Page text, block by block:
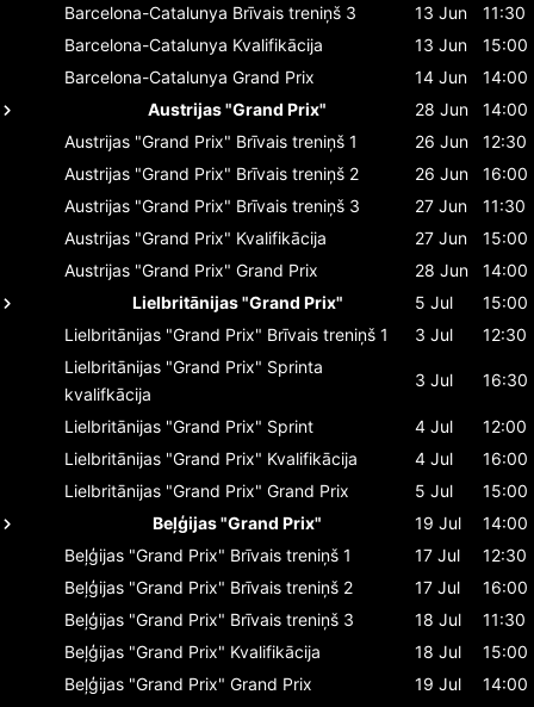
Barcelona-Catalunya Brīvais treniņš 3 13 Jun
11:30
Barcelona-Catalunya Kvalifikācija 13 Jun
15:00
Barcelona-Catalunya Grand Prix 14 Jun
14:00
Austrijas "Grand Prix"
28 Jun
14:00
Austrijas "Grand Prix" Brīvais treniņš 1 26 Jun
12:30
Austrijas "Grand Prix" Brīvais treniņš 2 26 Jun
16:00
Austrijas "Grand Prix" Brīvais treniņš 3 27 Jun
11:30
Austrijas "Grand Prix" Kvalifikācija 27 Jun
15:00
Austrijas "Grand Prix" Grand Prix 28 Jun
14:00
Lielbritānijas "Grand Prix"
5 Jul
15:00
Lielbritānijas "Grand Prix" Brīvais treniņš 1 3 Jul
12:30
Lielbritānijas "Grand Prix" Sprinta
kvalifkācija
3 Jul 16:30
Lielbritānijas "Grand Prix" Sprint 4 Jul
12:00
Lielbritānijas "Grand Prix" Kvalifikācija 4 Jul
16:00
Lielbritānijas "Grand Prix" Grand Prix 5 Jul
15:00
Beļģijas "Grand Prix"
19 Jul
14:00
Beļģijas "Grand Prix" Brīvais treniņš 1 17 Jul
12:30
Beļģijas "Grand Prix" Brīvais treniņš 2 17 Jul
16:00
Beļģijas "Grand Prix" Brīvais treniņš 3 18 Jul
11:30
Beļģijas "Grand Prix" Kvalifikācija 18 Jul
15:00
Beļģijas "Grand Prix" Grand Prix 19 Jul
14:00